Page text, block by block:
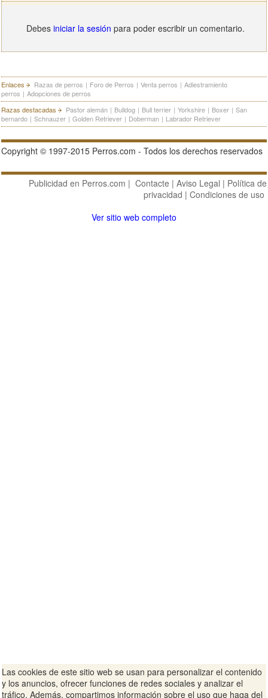
Debes iniciar la sesión para poder escribir un comentario.
Enlaces Razas de perros | Foro de Perros | Venta perros | Adiestramiento
perros | Adopciones de perros
Razas destacadas
Pastor alemán | Bulldog | Bull terrier | Yorkshire | Boxer | San
bernardo | Schnauzer | Golden Retriever | Doberman | Labrador Retriever
Copyright © 1997-2015 Perros.com - Todos los derechos reservados
Publicidad en Perros.com | Contacte | Aviso Legal | Política de
privacidad | Condiciones de uso
Ver sitio web completo
Las cookies de este sitio web se usan para personalizar el contenido
y los anuncios, ofrecer funciones de redes sociales y analizar el
tráfico. Además, compartimos información sobre el uso que haga del